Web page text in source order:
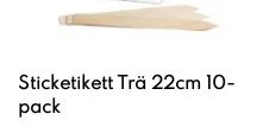
Sticketikett Trä 22cm 10-
pack